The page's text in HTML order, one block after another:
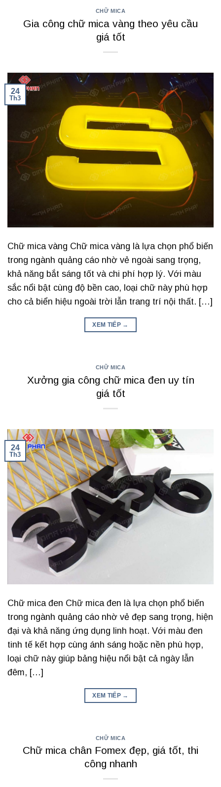
CHỮ MICA
Gia công chữ mica vàng theo yêu cầu
giá tốt
24
Th3
Chữ mica vàng Chữ mica vàng là lựa chọn phổ biến
trong ngành quảng cáo nhờ vẻ ngoài sang trọng,
khả năng bắt sáng tốt và chi phí hợp lý. Với màu
sắc nổi bật cùng độ bền cao, loại chữ này phù hợp
cho cả biển hiệu ngoài trời lẫn trang trí nội thất. […]
XEM TIẾP →
CHỮ MICA
Xưởng gia công chữ mica đen uy tín
giá tốt
24
Th3
Chữ mica đen Chữ mica đen là lựa chọn phổ biến
trong ngành quảng cáo nhờ vẻ đẹp sang trọng, hiện
đại và khả năng ứng dụng linh hoạt. Với màu đen
tinh tế kết hợp cùng ánh sáng hoặc nền phù hợp,
loại chữ này giúp bảng hiệu nổi bật cả ngày lẫn
đêm, […]
XEM TIẾP →
CHỮ MICA
Chữ mica chân Fomex đẹp, giá tốt, thi
công nhanh